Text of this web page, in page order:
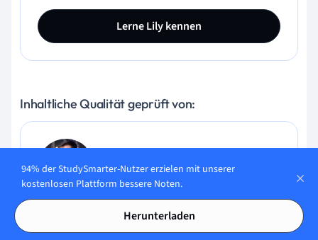
Lerne Lily kennen
Inhaltliche Qualität geprüft von:
AI Engineer
Gabriel Freitas ist AI Engineer mit solider Erfahrung in
94% der StudySmarter-Nutzer erzielen mit unserer
kostenlosen Plattform bessere Noten.
Herunterladen